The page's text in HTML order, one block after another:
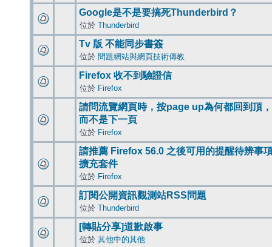
Google是不是要搞死Thunderbird？
位於 Thunderbird
Tv 版 不能同步書簽
位於 問題網站與網頁技術傳教
Firefox 收不到驗證信
位於 Firefox
請問流覽網頁時，按page up為何都回到頂，
而不是下一頁
位於 Firefox
請推薦 Firefox 56.0 之後可用的提醒待辨事
擴充套件
位於 Firefox
訂閱公開資訊觀測站RSS問題
位於 Thunderbird
[轉貼分享]道歉啟事
位於 其他中的其他